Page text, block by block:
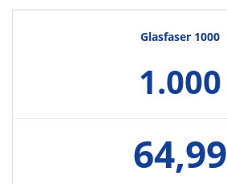
Glasfaser 1000
1.000
64,99